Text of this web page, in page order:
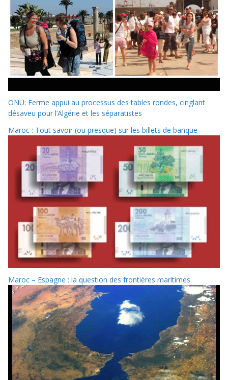
ONU: Ferme appui au processus des tables rondes, cinglant
désaveu pour l’Algérie et les séparatistes
Maroc : Tout savoir (ou presque) sur les billets de banque
Maroc – Espagne : la question des frontières maritimes